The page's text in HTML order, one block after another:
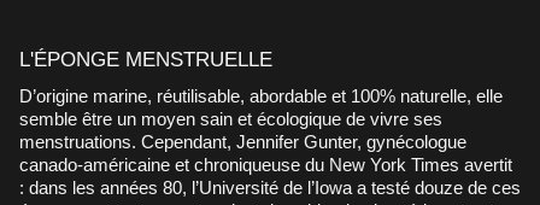
L'ÉPONGE MENSTRUELLE
D’origine marine, réutilisable, abordable et 100% naturelle, elle
semble être un moyen sain et écologique de vivre ses
menstruations. Cependant, Jennifer Gunter, gynécologue
canado-américaine et chroniqueuse du New York Times avertit
: dans les années 80, l’Université de l’Iowa a testé douze de ces